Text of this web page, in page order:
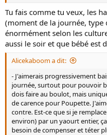
Tu fais comme tu veux, les
(moment de la journée,
énormément selon les
aussi le soir et que bébé est
Alicekaboom a dit:
- J'aimerais progressivement
journée, surtout pour pouvoir
dois faire au boulot, mais
de carence pour Poupette.
contre. Est-ce que si je
environ) par un yaourt entier,
besoin de compenser et téter